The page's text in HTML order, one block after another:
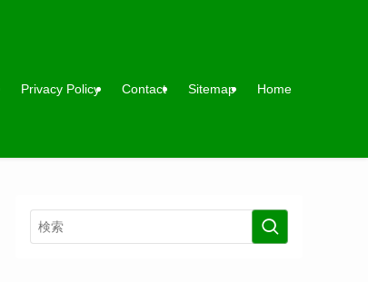
Privacy Policy Contact Sitemap Home